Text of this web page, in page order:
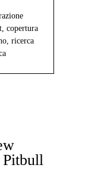
copertura
ricerca
Pitbull